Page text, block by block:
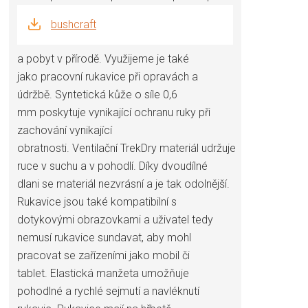
bushcraft
a pobyt v přírodě. Využijeme je také
jako pracovní rukavice při opravách a
údržbě. Syntetická kůže o síle 0,6
mm poskytuje vynikající ochranu ruky při
zachování vynikající
obratnosti. Ventilační TrekDry materiál udržuje
ruce v suchu a v pohodlí. Díky dvoudílné
dlani se materiál nezvrásní a je tak odolnější.
Rukavice jsou také kompatibilní s
dotykovými obrazovkami a uživatel tedy
nemusí rukavice sundavat, aby mohl
pracovat se zařízeními jako mobil či
tablet. Elastická manžeta umožňuje
pohodlné a rychlé sejmutí a navléknutí